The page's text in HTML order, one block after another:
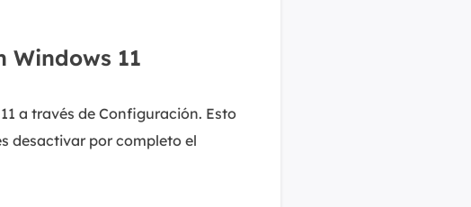
Windows 11
a través de Configuración. Esto
desactivar por completo el